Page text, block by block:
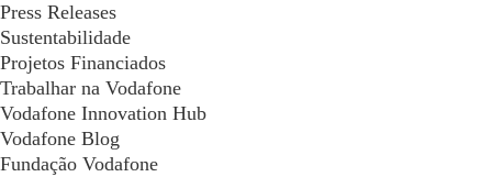
Press Releases
Sustentabilidade
Projetos Financiados
Trabalhar na Vodafone
Vodafone Innovation Hub
Vodafone Blog
Fundação Vodafone